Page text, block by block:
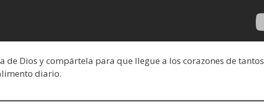
de Dios y compártela para que llegue a los corazones de tantos
diario.